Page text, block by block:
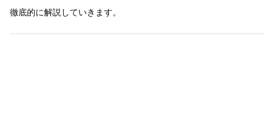
徹底的に解説していきます。